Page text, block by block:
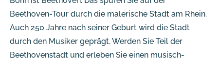
Beethoven-Tour durch die malerische Stadt am Rhein.
Auch 250 Jahre nach seiner Geburt wird die Stadt
durch den Musiker geprägt. Werden Sie Teil der
Beethovenstadt und erleben Sie einen musisch-